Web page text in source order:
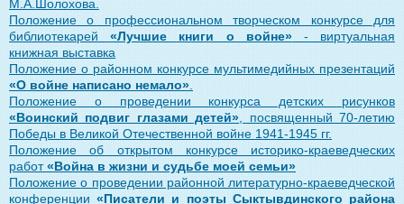
М.А.Шолохова.
Положение о профессиональном творческом конкурсе для
библиотекарей«Лучшие книги о войне»- виртуальная
книжная выставка
Положение о районном конкурсе мультимедийных презентаций
«О войне написано немало»
Положение о проведении конкурса детских рисунков
«Воинский подвиг глазами детей» , посвященный 70-летию
Победы в Великой Отечественной войне 1941-1945 гг.
Положение об открытом конкурсе историко-краеведческих
работ«Война в жизни и судьбе моей семьи»
Положениео проведении районной литературно-краеведческой
конференции«Писатели и поэты Сыктывдинского района